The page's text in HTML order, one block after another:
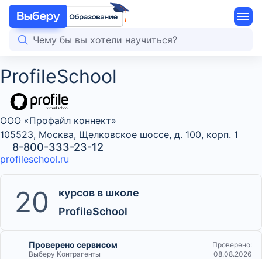
ProfileSchool
8-800-333-23-12
ООО «Профайл коннект»
105523, Москва, Щелковское шоссе, д. 100, корп. 1
profileschool.ru
20
курсов в школе
ProfileSchool
Проверено сервисом
Выберу Контрагенты
Проверено:
08.08.2026